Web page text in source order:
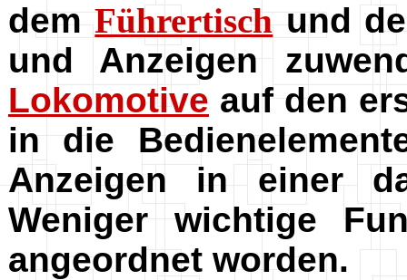
demFührertischund
und Anzeigen
Lokomotive auf den
in die
Anzeigen in einer
Weniger wichtige
angeordnet worden.